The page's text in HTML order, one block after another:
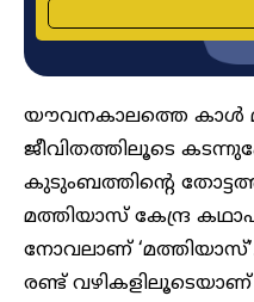
യൗവനകാലത്തെ കാൾ
ജീവിതത്തിലൂടെ
കുടുംബത്തിൻ്റെ
മത്തിയാസ് കേന്ദ്ര
നോവലാണ്
രണ്ട്